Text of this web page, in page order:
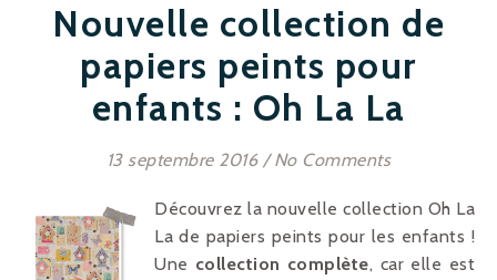
Nouvelle collection de
papiers peints pour
enfants : Oh La La
13 septembre 2016 / No Comments
Découvrez la nouvelle collection Oh La
La de papiers peints pour les enfants !
Une collection complète, car elle est